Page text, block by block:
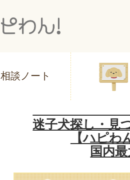
相談ノート
迷子犬探し・見
【ハピ
国内